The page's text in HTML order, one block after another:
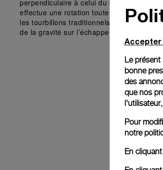
perpendiculaire à celui du balancier et
effectue une rotation toutes les 30
les tourbillons traditionnels, pour
de la gravité sur l’échappement.
Accepter
Le
bonne
des
que nos
Pour
notre
En